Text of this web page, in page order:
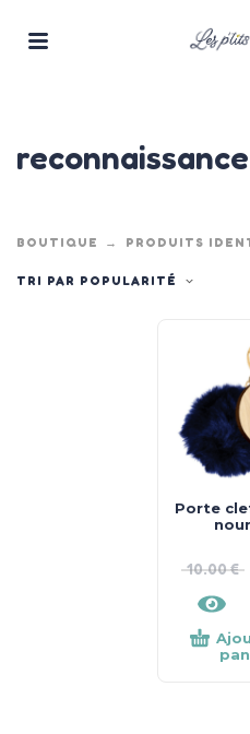
reconnaissance
BOUTIQUE PRODUITS
TRI PAR POPULARITÉ
Porte
10.00€